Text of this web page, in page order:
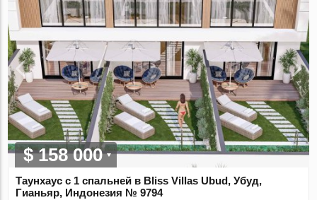
$ 158 000
Таунхаус с 1 спальней в Bliss Villas Ubud, Убуд,
Гианьяр, Индонезия № 9794